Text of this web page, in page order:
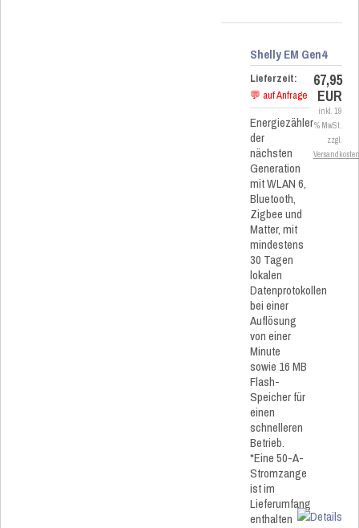
Shelly EM Gen4
Lieferzeit:
💬 auf Anfrage
Energiezähler
der
nächsten
Generation
mit WLAN 6,
Bluetooth,
Zigbee und
Matter, mit
mindestens
30 Tagen
lokalen
Datenprotokollen
bei einer
Auflösung
von einer
Minute
sowie 16 MB
Flash-
Speicher für
einen
schnelleren
Betrieb.
*Eine 50-A-
Stromzange
ist im
Lieferumfang
enthalten
67,95
EUR
inkl. 19
% MwSt.
zzgl.
Versandkosten